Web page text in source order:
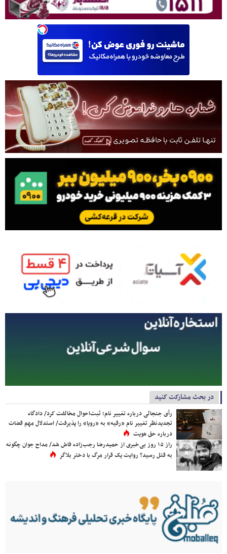
در بحث مشارکت کنید
رأی جنجالی درباره تغییر نام؛ ثبت‌احوال مخالفت کرد/ دادگاه
تجدیدنظر تغییر نام «رقیه» به «رویا» را پذیرفت/ استدلال مهم قضات
درباره حق هویت
راز ۱۵ روز بی‌خبری از حمیدرضا رجب‌زاده فاش شد/ مداح جوان چگونه
به قتل رسید؟ روایت یک قرار مرگ با دختر بلاگر